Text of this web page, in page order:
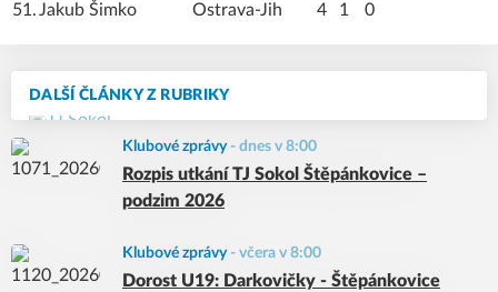
DALŠÍ ČLÁNKY Z RUBRIKY
Klubové zprávy- dnes v 8:00
Rozpis utkání TJ Sokol Štěpánkovice –
podzim 2026
Klubové zprávy- včera v 8:00
Dorost U19: Darkovičky - Štěpánkovice
51.Jakub Šimko Ostrava-Jih 4 1 0